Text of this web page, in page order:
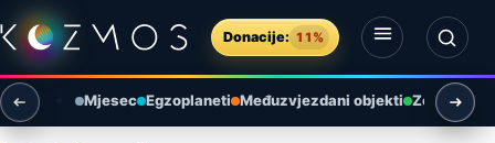
Preskoči na sadržaj
Donacije: 11%
Otvori izbornik
Otvori pretragu
Mjesec Egzoplaneti Međuzvjezdani objekti Zemlja i